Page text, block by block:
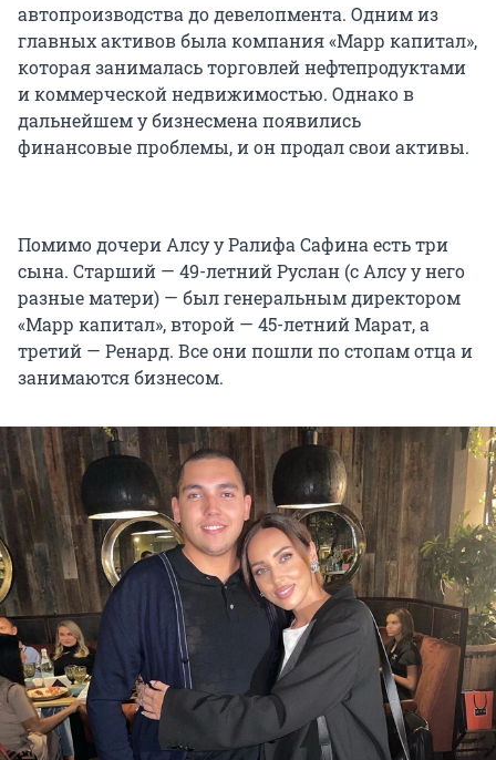
автопроизводства до девелопмента. Одним из
главных активов была компания «Марр капитал»,
которая занималась торговлей нефтепродуктами
и коммерческой недвижимостью. Однако в
дальнейшем у бизнесмена появились
финансовые проблемы, и он продал свои активы.
Помимо дочери Алсу у Ралифа Сафина есть три
сына. Старший — 49-летний Руслан (с Алсу у него
разные матери) — был генеральным директором
«Марр капитал», второй — 45-летний Марат, а
третий — Ренард. Все они пошли по стопам отца и
занимаются бизнесом.